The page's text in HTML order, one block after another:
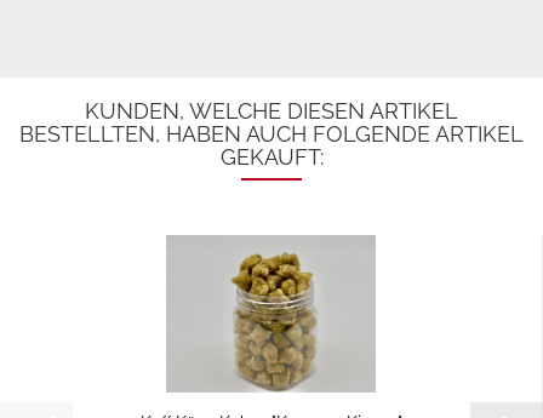
KUNDEN, WELCHE DIESEN ARTIKEL
BESTELLTEN, HABEN AUCH FOLGENDE ARTIKEL
GEKAUFT: